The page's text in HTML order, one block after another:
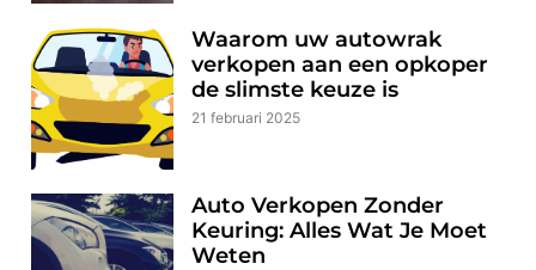
Waarom uw autowrak
verkopen aan een opkoper
de slimste keuze is
21 februari 2025
Auto Verkopen Zonder
Keuring: Alles Wat Je Moet
Weten